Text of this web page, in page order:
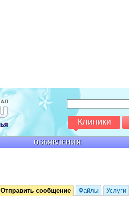
Отправить сообщение Файлы Услуги
ОБЪЯВЛЕНИЯ
Клиники